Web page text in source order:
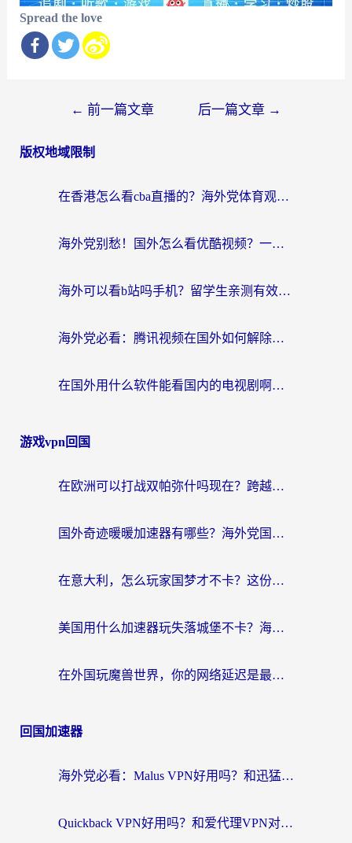
Spread the love
导
← 前一篇文章 后一篇文章 →
版权地域限制
在香港怎么看cba直播的？海外党体育观赛终极指南：告别版权限制，畅享中文解说
海外党别愁！国外怎么看优酷视频？一招解决追剧、看直播难题
海外可以看b站吗手机？留学生亲测有效的回国加速指南
海外党必看：腾讯视频在国外如何解除地域限制？附优酷咪咕使用指南
在国外用什么软件能看国内的电视剧啊？留学生亲测有效的回国加速方案
游戏vpn回国
在欧洲可以打战双帕弥什吗现在？跨越延迟墙的实战指南
国外奇迹暖暖加速器有哪些？海外党国服游戏畅玩终极指南（附亲测推荐）
在意大利，怎么玩家国梦才不卡？这份终极加速指南请收好
美国用什么加速器玩失落城堡不卡？海外党亲测有效的国服游戏加速指南
在外国玩魔兽世界，你的网络延迟是最大的敌人
回国加速器
海外党必看：Malus VPN好用吗？和迅猛兔VPN对比哪个回国效果更好？附真实体验与避坑指南
Quickback VPN好用吗？和爱代理VPN对比哪个回国效果更好？